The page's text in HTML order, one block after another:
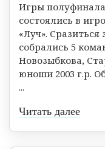
Игры
состоялись в
«Луч». Сразиться
собрались 5
Новозыбкова,
юноши 2003 г.р.
...
Читать далее